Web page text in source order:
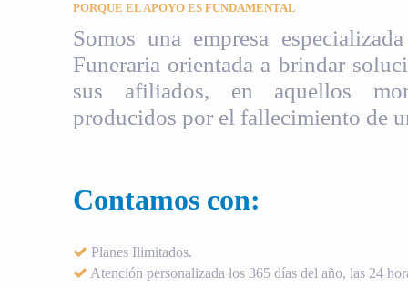
PORQUE EL APOYO ES FUNDAMENTAL
Somos una empresa
Funeraria orientada a brindar
sus afiliados, en aquellos
producidos por el fallecimiento de
Contamos con:
Planes Ilimitados.
Atención personalizada los 365 días del año, las 24